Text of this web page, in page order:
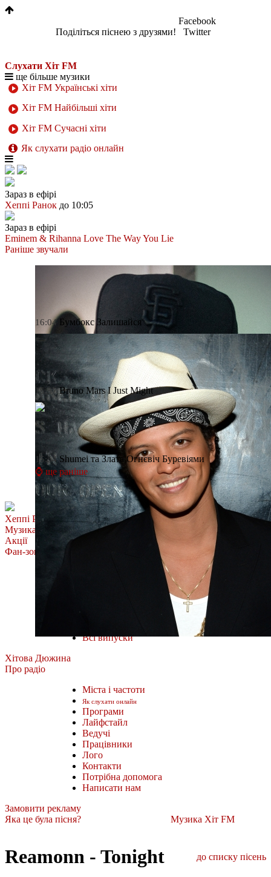
Поділіться піснею з друзями!
Facebook
Twitter
Слухати Хіт FM
ще більше музики
Хіт FM Українські хіти
Хіт FM Найбільші хіти
Хіт FM Сучасні хіти
Як слухати радіо онлайн
Зараз в ефірі
Хеппі Ранок до 10:05
Зараз в ефірі
Eminem & Rihanna Love The Way You Lie
Раніше звучали
16:04 Бумбокс Залишайся
15:57 Bruno Mars I Just Might
15:54 Shumei та Злата Огнєвіч Буревіями
⌚ ще раніше
Хеппі Ранок
Музика
Акції
Фан-зона
Всі випуски
Хітова Дюжина
Про радіо
Міста і частоти
Як слухати онлайн
Програми
Лайфстайл
Ведучі
Працівники
Лого
Контакти
Потрібна допомога
Написати нам
Замовити рекламу
Яка це була пісня?
Музика Хіт FM
Reamonn - Tonight до списку пісень